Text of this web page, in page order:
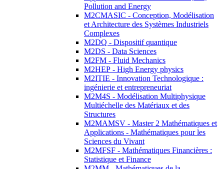
Pollution and Energy
M2CMASIC - Conception, Modélisation
et Architecture des Systèmes Industriels
Complexes
M2DQ - Dispositif quantique
M2DS - Data Sciences
M2FM - Fluid Mechanics
M2HEP - High Energy physics
M2ITIE - Innovation Technologique :
ingénierie et entrepreneuriat
M2M4S - Modélisation Multiphysique
Multiéchelle des Matériaux et des
Structures
M2MAMSV - Master 2 Mathématiques et
Applications - Mathématiques pour les
Sciences du Vivant
M2MFSF - Mathématiques Financières :
Statistique et Finance